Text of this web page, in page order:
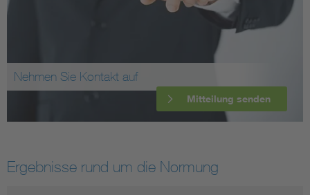
Nehmen Sie Kontakt auf
Mitteilung senden
Ergebnisse rund um die Normung